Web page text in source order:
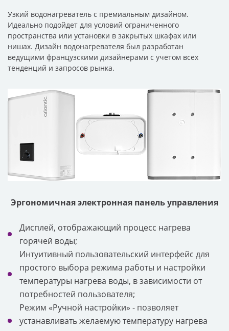
Узкий водонагреватель с премиальным дизайном.
Идеально подойдет для условий ограниченного
пространства или установки в закрытых шкафах или
нишах. Дизайн водонагревателя был разработан
ведущими французскими дизайнерами с учетом всех
тенденций и запросов рынка.
Эргономичная электронная панель управления
Дисплей, отображающий процесс нагрева
горячей воды;
Интуитивный пользовательский интерфейс для
простого выбора режима работы и настройки
температуры нагрева воды, в зависимости от
потребностей пользователя;
Режим «Ручной настройки» - позволяет
устанавливать желаемую температуру нагрева